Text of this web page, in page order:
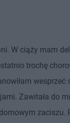
W ciąży mam
trochę
wesprzeć
Zawitała do
zaciszu.